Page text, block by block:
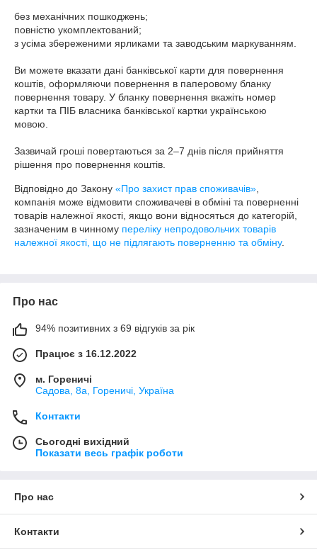
без механічних пошкоджень;
повністю укомплектований;
з усіма збереженими ярликами та заводським маркуванням.
Ви можете вказати дані банківської карти для повернення
коштів, оформляючи повернення в паперовому бланку
повернення товару. У бланку повернення вкажіть номер
картки та ПІБ власника банківської картки українською
мовою.
Зазвичай гроші повертаються за 2–7 днів після прийняття
рішення про повернення коштів.
Відповідно до Закону «Про захист прав споживачів»
компанія може відмовити споживачеві в обміні та поверненні
товарів належної якості, якщо вони відносяться до категорій,
зазначеним в чинному переліку непродовольчих товарів
належної якості, що не підлягають поверненню та обміну.
Про нас
94% позитивних з 69 відгуків за рік
Працює з 16.12.2022
м. Гореничі
Садова, 8а, Гореничі, Україна
Контакти
Сьогодні вихідний
Показати весь графік роботи
Про нас
Контакти